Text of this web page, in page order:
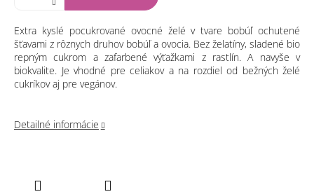
Extra kyslé pocukrované ovocné želé v tvare bobúľ ochutené
šťavami z rôznych druhov bobúľ a ovocia. Bez želatíny, sladené bio
repným cukrom a zafarbené výťažkami z rastlín. A navyše v
biokvalite. Je vhodné pre celiakov a na rozdiel od bežných želé
cukríkov aj pre vegánov.
Detailné informácie